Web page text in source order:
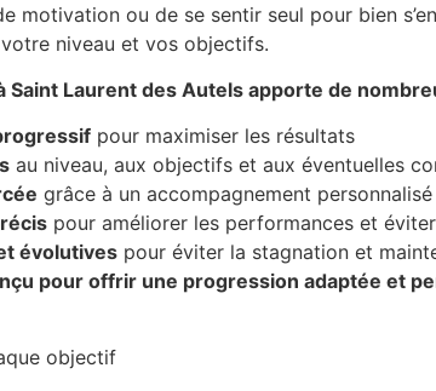
motivation ou de se sentir seul pour bien
niveau et vos objectifs.
Saint Laurent des Autels apporte de
pour maximiser les résultats
au niveau, aux objectifs et aux éventuelles
grâce à un accompagnement personnalisé
pour améliorer les performances et
évolutives pour éviter la stagnation et
pour offrir une progression adaptée et
objectif